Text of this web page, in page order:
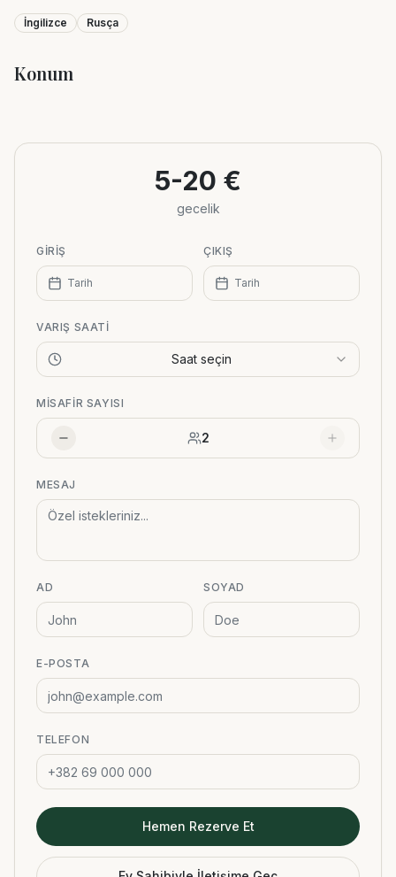
İngilizce Rusça
Konum
−
5-20 €
gecelik
GIRIŞ
Tarih
ÇIKIŞ
Tarih
VARIŞ SAATI
Saat seçin
MISAFIR SAYISI
2
MESAJ
AD SOYAD
E-POSTA
TELEFON
Hemen Rezerve Et